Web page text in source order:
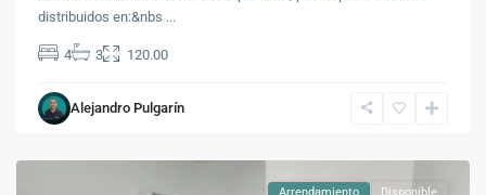
distribuidos en:&nbs ...
4 3 120.00
Alejandro Pulgarín
Barrio
Rosalpi,